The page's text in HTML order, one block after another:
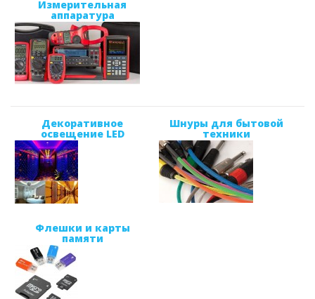
Измерительная
аппаратура
Декоративное
освещение LED
Шнуры для бытовой
техники
Флешки и карты
памяти